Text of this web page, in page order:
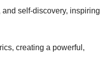
self-discovery, inspiring
creating a powerful,